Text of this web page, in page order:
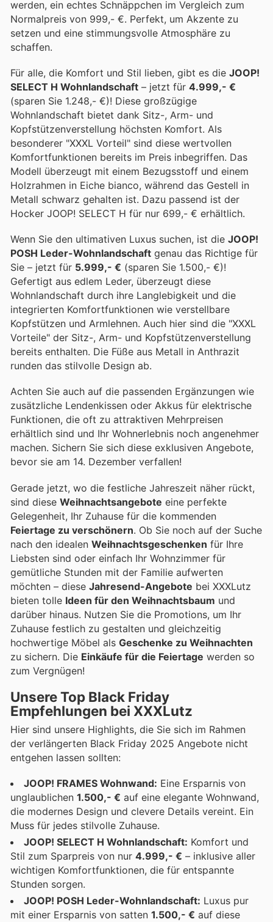
werden, ein echtes Schnäppchen im Vergleich zum
Normalpreis von 999,- €. Perfekt, um Akzente zu
setzen und eine stimmungsvolle Atmosphäre zu
schaffen.
Für alle, die Komfort und Stil lieben, gibt es die JOOP!
SELECT H Wohnlandschaft – jetzt für 4.999,- €
(sparen Sie 1.248,- €)! Diese großzügige
Wohnlandschaft bietet dank Sitz-, Arm- und
Kopfstützenverstellung höchsten Komfort. Als
besonderer "XXXL Vorteil" sind diese wertvollen
Komfortfunktionen bereits im Preis inbegriffen. Das
Modell überzeugt mit einem Bezugsstoff und einem
Holzrahmen in Eiche bianco, während das Gestell in
Metall schwarz gehalten ist. Dazu passend ist der
Hocker JOOP! SELECT H für nur 699,- € erhältlich.
Wenn Sie den ultimativen Luxus suchen, ist die JOOP!
POSH Leder-Wohnlandschaft genau das Richtige für
Sie – jetzt für 5.999,- € (sparen Sie 1.500,- €)!
Gefertigt aus edlem Leder, überzeugt diese
Wohnlandschaft durch ihre Langlebigkeit und die
integrierten Komfortfunktionen wie verstellbare
Kopfstützen und Armlehnen. Auch hier sind die "XXXL
Vorteile" der Sitz-, Arm- und Kopfstützenverstellung
bereits enthalten. Die Füße aus Metall in Anthrazit
runden das stilvolle Design ab.
Achten Sie auch auf die passenden Ergänzungen wie
zusätzliche Lendenkissen oder Akkus für elektrische
Funktionen, die oft zu attraktiven Mehrpreisen
erhältlich sind und Ihr Wohnerlebnis noch angenehmer
machen. Sichern Sie sich diese exklusiven Angebote,
bevor sie am 14. Dezember verfallen!
Gerade jetzt, wo die festliche Jahreszeit näher rückt,
sind diese Weihnachtsangebote eine perfekte
Gelegenheit, Ihr Zuhause für die kommenden
Feiertage zu verschönern. Ob Sie noch auf der Suche
nach den idealen Weihnachtsgeschenken für Ihre
Liebsten sind oder einfach Ihr Wohnzimmer für
gemütliche Stunden mit der Familie aufwerten
möchten – diese Jahresend-Angebote bei XXXLutz
bieten tolle Ideen für den Weihnachtsbaum und
darüber hinaus. Nutzen Sie die Promotions, um Ihr
Zuhause festlich zu gestalten und gleichzeitig
hochwertige Möbel als Geschenke zu Weihnachten
zu sichern. Die Einkäufe für die Feiertage werden so
zum Vergnügen!
Unsere Top Black Friday
Empfehlungen bei XXXLutz
Hier sind unsere Highlights, die Sie sich im Rahmen
der verlängerten Black Friday 2025 Angebote nicht
entgehen lassen sollten:
JOOP! FRAMES Wohnwand: Eine Ersparnis von
unglaublichen 1.500,- € auf eine elegante Wohnwand,
die modernes Design und clevere Details vereint. Ein
Muss für jedes stilvolle Zuhause.
JOOP! SELECT H Wohnlandschaft: Komfort und
Stil zum Sparpreis von nur 4.999,- € – inklusive aller
wichtigen Komfortfunktionen, die für entspannte
Stunden sorgen.
JOOP! POSH Leder-Wohnlandschaft: Luxus pur
mit einer Ersparnis von satten 1.500,- € auf diese